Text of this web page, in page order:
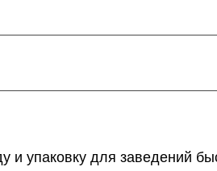
упаковку для заведений